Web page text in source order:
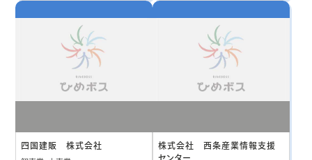
四国建販 株式会社
株式会社 西条産業情報支援
センター